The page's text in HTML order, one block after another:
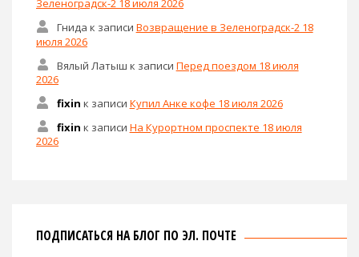
Зеленоградск-2 18 июля 2026
Гнида к записи Возвращение в Зеленоградск-2 18
июля 2026
Вялый Латыш к записи Перед поездом 18 июля
2026
fixin к записи Купил Анке кофе 18 июля 2026
fixin к записи На Курортном проспекте 18 июля
2026
ПОДПИСАТЬСЯ НА БЛОГ ПО ЭЛ. ПОЧТЕ